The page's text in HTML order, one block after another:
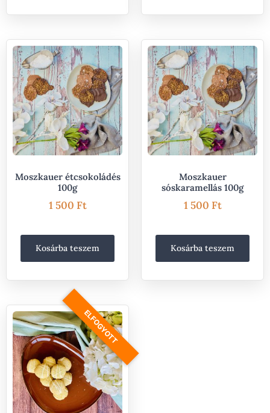
Moszkauer étcsokoládés
100g
1 500 Ft
Kosárba teszem
Moszkauer
sóskaramellás 100g
1 500 Ft
Kosárba teszem
ELFOGYOTT